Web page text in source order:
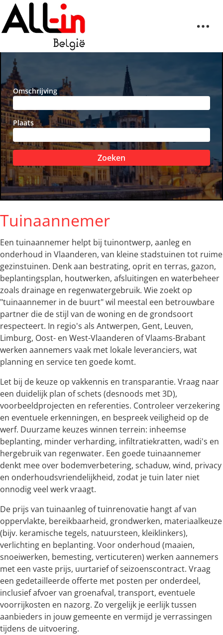
Omschrijving
Plaats
Zoeken
Tuinaannemer
Een tuinaannemer helpt bij tuinontwerp, aanleg en
onderhoud in Vlaanderen, van kleine stadstuinen tot ruime
gezinstuinen. Denk aan bestrating, oprit en terras, gazon,
beplantingsplan, houtwerken, afsluitingen en waterbeheer
zoals drainage en regenwatergebruik. Wie zoekt op
"tuinaannemer in de buurt" wil meestal een betrouwbare
partner die de stijl van de woning en de grondsoort
respecteert. In regio's als Antwerpen, Gent, Leuven,
Limburg, Oost- en West-Vlaanderen of Vlaams-Brabant
werken aannemers vaak met lokale leveranciers, wat
planning en service ten goede komt.
Let bij de keuze op vakkennis en transparantie. Vraag naar
een duidelijk plan of schets (desnoods met 3D),
voorbeeldprojecten en referenties. Controleer verzekering
en eventuele erkenningen, en bespreek veiligheid op de
werf. Duurzame keuzes winnen terrein: inheemse
beplanting, minder verharding, infiltratiekratten, wadi's en
hergebruik van regenwater. Een goede tuinaannemer
denkt mee over bodemverbetering, schaduw, wind, privacy
en onderhoudsvriendelijkheid, zodat je tuin later niet
onnodig veel werk vraagt.
De prijs van tuinaanleg of tuinrenovatie hangt af van
oppervlakte, bereikbaarheid, grondwerken, materiaalkeuze
(bijv. keramische tegels, natuursteen, kleiklinkers),
verlichting en beplanting. Voor onderhoud (maaien,
snoeiwerken, bemesting, verticuteren) werken aannemers
met een vaste prijs, uurtarief of seizoenscontract. Vraag
een gedetailleerde offerte met posten per onderdeel,
inclusief afvoer van groenafval, transport, eventuele
voorrijkosten en nazorg. Zo vergelijk je eerlijk tussen
aanbieders in jouw gemeente en vermijd je verrassingen
tijdens de uitvoering.